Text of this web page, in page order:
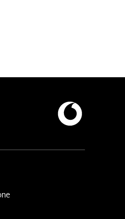
pode ser obtida do